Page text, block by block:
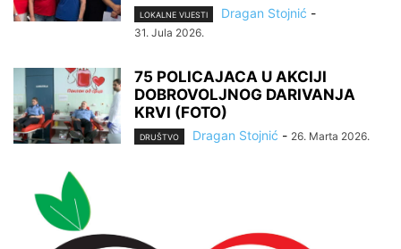
LOKALNE VIJESTI Dragan Stojnić -
31. Jula 2026.
75 POLICAJACA U AKCIJI
DOBROVOLJNOG DARIVANJA
KRVI (FOTO)
DRUŠTVO Dragan Stojnić - 26. Marta 2026.